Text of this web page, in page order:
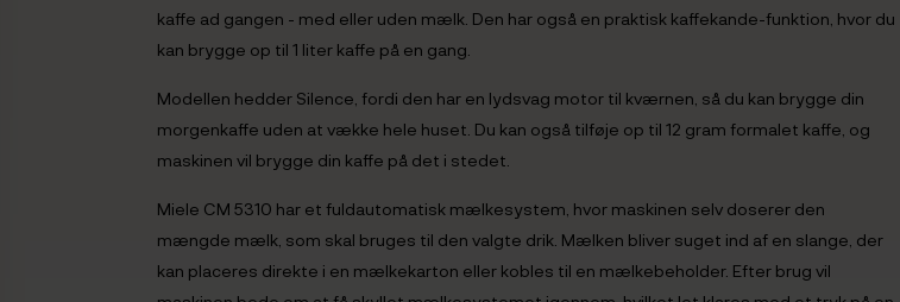
kaffe ad gangen - med eller uden mælk. Den har også en praktisk kaffekande-funktion, hvor du
kan brygge op til 1 liter kaffe på en gang.
Modellen hedder Silence, fordi den har en lydsvag motor til kværnen, så du kan brygge din
morgenkaffe uden at vække hele huset. Du kan også tilføje op til 12 gram formalet kaffe, og
maskinen vil brygge din kaffe på det i stedet.
Miele CM 5310 har et fuldautomatisk mælkesystem, hvor maskinen selv doserer den
mængde mælk, som skal bruges til den valgte drik. Mælken bliver suget ind af en slange, der
kan placeres direkte i en mælkekarton eller kobles til en mælkebeholder. Efter brug vil